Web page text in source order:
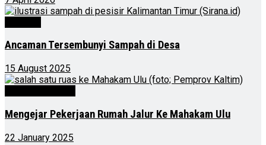
Ancaman Tersembunyi Sampah di Desa
15 August 2025
Mengejar Pekerjaan Rumah Jalur Ke Mahakam Ulu
22 January 2025